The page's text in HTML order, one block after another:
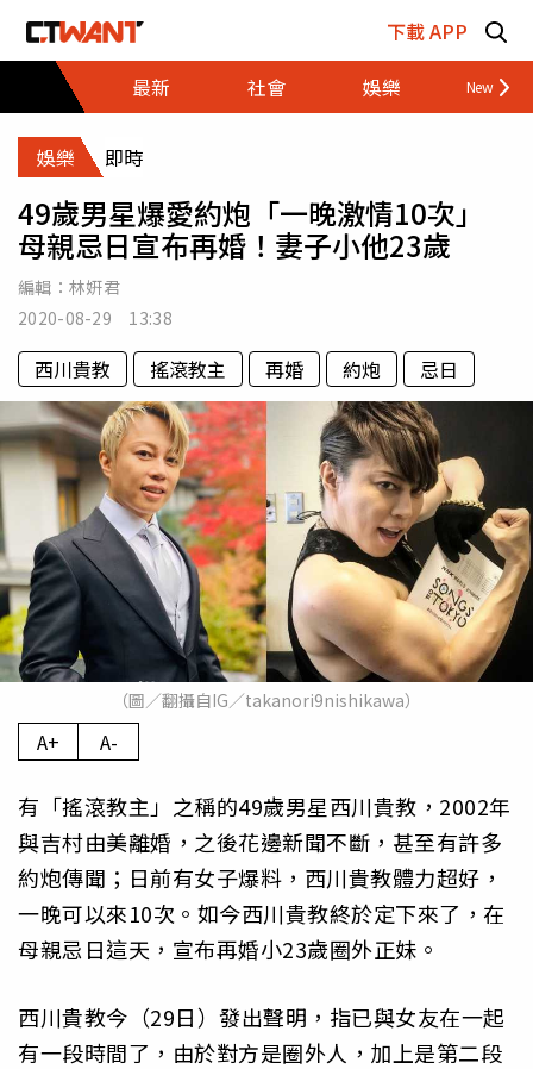
下載 APP
最新
社會 娛樂 財經
娛樂 即時
49歲男星爆愛約炮「一晚激情10次」
母親忌日宣布再婚！妻子小他23歲
編輯： 林姸君
2020-08-29 13:38
西川貴教 搖滾教主 再婚 約炮 忌日
（圖／翻攝自IG／takanori9nishikawa）
A+ A-
有「搖滾教主」之稱的49歲男星西川貴教，2002年
與吉村由美離婚，之後花邊新聞不斷，甚至有許多
約炮傳聞；日前有女子爆料，西川貴教體力超好，
一晚可以來10次。如今西川貴教終於定下來了，在
母親忌日這天，宣布再婚小23歲圈外正妹。
西川貴教今（29日）發出聲明，指已與女友在一起
有一段時間了，由於對方是圈外人，加上是第二段